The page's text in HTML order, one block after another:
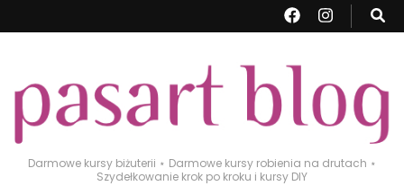
Darmowe kursy biżuterii ⋆ Darmowe kursy robienia na drutach ⋆
Szydełkowanie krok po kroku i kursy DIY